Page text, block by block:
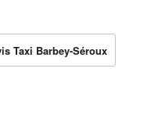
Taxi Barbey-Séroux